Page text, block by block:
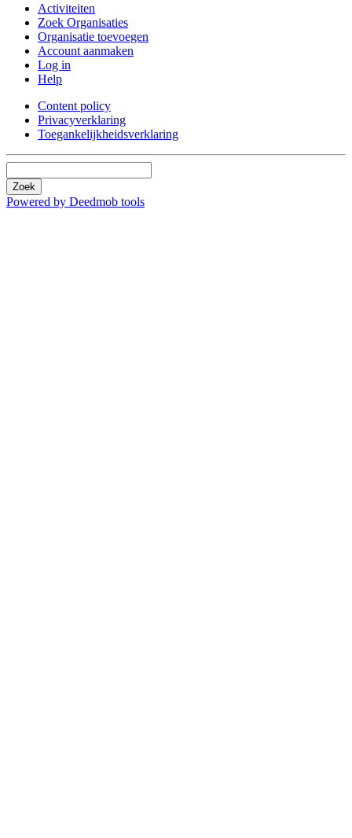
Activiteiten
Zoek Organisaties
Organisatie toevoegen
Account aanmaken
Log in
Help
Content policy
Privacyverklaring
Toegankelijkheidsverklaring
Zoek
Powered by Deedmob tools